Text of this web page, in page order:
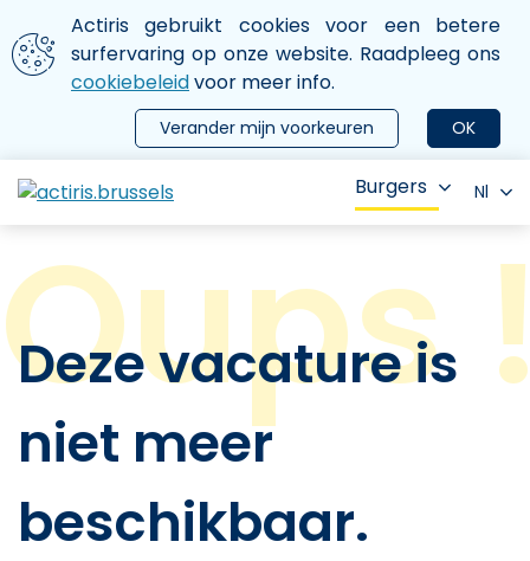
Aller au contenu principal
We gebruiken cookies
Actiris gebruikt cookies voor een betere
surfervaring op onze website. Raadpleeg ons
cookiebeleidvoor meer info.
OK
Verander mijn voorkeuren
le menu
Burgers Nl
Deze vacature is
niet meer
beschikbaar.